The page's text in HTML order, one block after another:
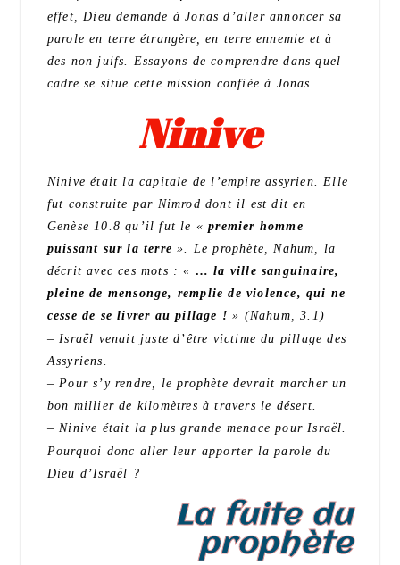
effet, Dieu demande à Jonas d’aller annoncer sa
parole en terre étrangère, en terre ennemie et à
des non juifs. Essayons de comprendre dans quel
cadre se situe cette mission confiée à Jonas.
Ninive
Ninive était la capitale de l’empire assyrien. Elle
fut construite par Nimrod dont il est dit en
Genèse 10.8 qu’il fut le «premier homme
puissant sur la terre ». Le prophète, Nahum, la
décrit avec ces mots : « … la ville sanguinaire,
pleine de mensonge, remplie de violence, qui ne
cesse de se livrer au pillage !» (Nahum, 3.1)
– Israël venait juste d’être victime du pillage des
Assyriens.
– Pour s’y rendre, le prophète devrait marcher un
bon millier de kilomètres à travers le désert.
– Ninive était la plus grande menace pour Israël.
Pourquoi donc aller leur apporter la parole du
Dieu d’Israël ?
La fuite du
prophète